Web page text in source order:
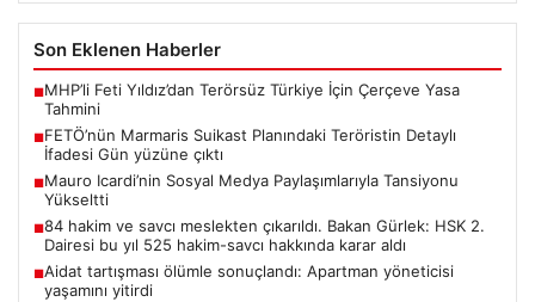
Son Eklenen Haberler
■MHP’li Feti Yıldız’dan Terörsüz Türkiye İçin Çerçeve Yasa
Tahmini
■FETÖ’nün Marmaris Suikast Planındaki Teröristin Detaylı
İfadesi Gün yüzüne çıktı
■Mauro Icardi’nin Sosyal Medya Paylaşımlarıyla Tansiyonu
Yükseltti
■84 hakim ve savcı meslekten çıkarıldı. Bakan Gürlek: HSK 2.
Dairesi bu yıl 525 hakim-savcı hakkında karar aldı
■Aidat tartışması ölümle sonuçlandı: Apartman yöneticisi
yaşamını yitirdi